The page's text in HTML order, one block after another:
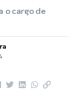
o cargo de